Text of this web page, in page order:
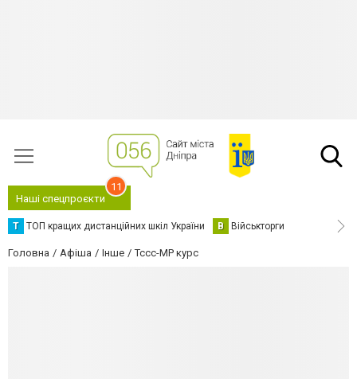
Наші спецпроєкти
11
Т ТОП кращих дистанційних шкіл України В Військторги
Головна Афіша Інше Tccc-MP курс